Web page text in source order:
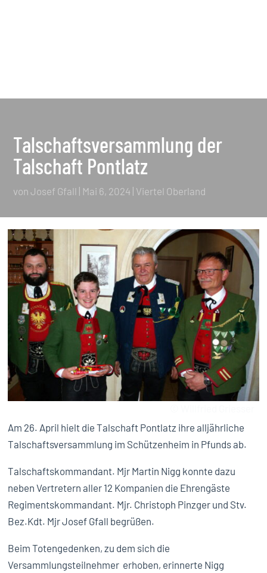
Talschaftsversammlung der
Talschaft Pontlatz
von Josef Gfall | Mai 6, 2024 | Viertel Oberland
Am 26. April hielt die Talschaft Pontlatz ihre alljährliche
Talschaftsversammlung im Schützenheim in Pfunds ab.
Talschaftskommandant. Mjr Martin Nigg konnte dazu
neben Vertretern aller 12 Kompanien die Ehrengäste
Regimentskommandant. Mjr. Christoph Pinzger und Stv.
Bez.Kdt. Mjr Josef Gfall begrüßen.
Beim Totengedenken, zu dem sich die
Versammlungsteilnehmer erhoben, erinnerte Nigg